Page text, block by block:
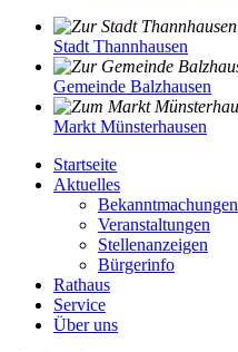
Stadt Thannhausen
Gemeinde Balzhausen
Markt Münsterhausen
Startseite
Aktuelles
Bekanntmachungen
Veranstaltungen
Stellenanzeigen
Bürgerinfo
Rathaus
Service
Über uns